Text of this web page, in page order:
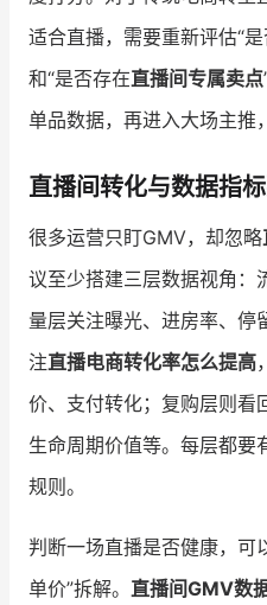
适合直播，需要重新评估“
和“是否存在直播间专属卖点
单品数据，再进入大场主推
直播间转化与数据指标
很多运营只盯GMV，却忽略
议至少搭建三层数据视角：
量层关注曝光、进房率、停
注直播电商转化率怎么提高
价、支付转化；复购层则看
生命周期价值等。每层都要
规则。
判断一场直播是否健康，
单价”拆解。 直播间GMV数